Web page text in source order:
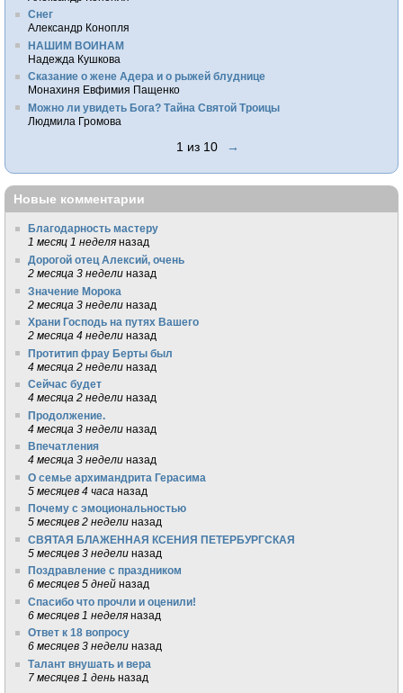
Снег
Александр Конопля
НАШИМ ВОИНАМ
Надежда Кушкова
Сказание о жене Адера и о рыжей блуднице
Монахиня Евфимия Пащенко
Можно ли увидеть Бога? Тайна Святой Троицы
Людмила Громова
1 из 10 →
Новые комментарии
Благодарность мастеру
1 месяц 1 неделя назад
Дорогой отец Алексий, очень
2 месяца 3 недели назад
Значение Морока
2 месяца 3 недели назад
Храни Господь на путях Вашего
2 месяца 4 недели назад
Протитип фрау Берты был
4 месяца 2 недели назад
Сейчас будет
4 месяца 2 недели назад
Продолжение.
4 месяца 3 недели назад
Впечатления
4 месяца 3 недели назад
О семье архимандрита Герасима
5 месяцев 4 часа назад
Почему с эмоциональностью
5 месяцев 2 недели назад
СВЯТАЯ БЛАЖЕННАЯ КСЕНИЯ ПЕТЕРБУРГСКАЯ
5 месяцев 3 недели назад
Поздравление с праздником
6 месяцев 5 дней назад
Спасибо что прочли и оценили!
6 месяцев 1 неделя назад
Ответ к 18 вопросу
6 месяцев 3 недели назад
Талант внушать и вера
7 месяцев 1 день назад